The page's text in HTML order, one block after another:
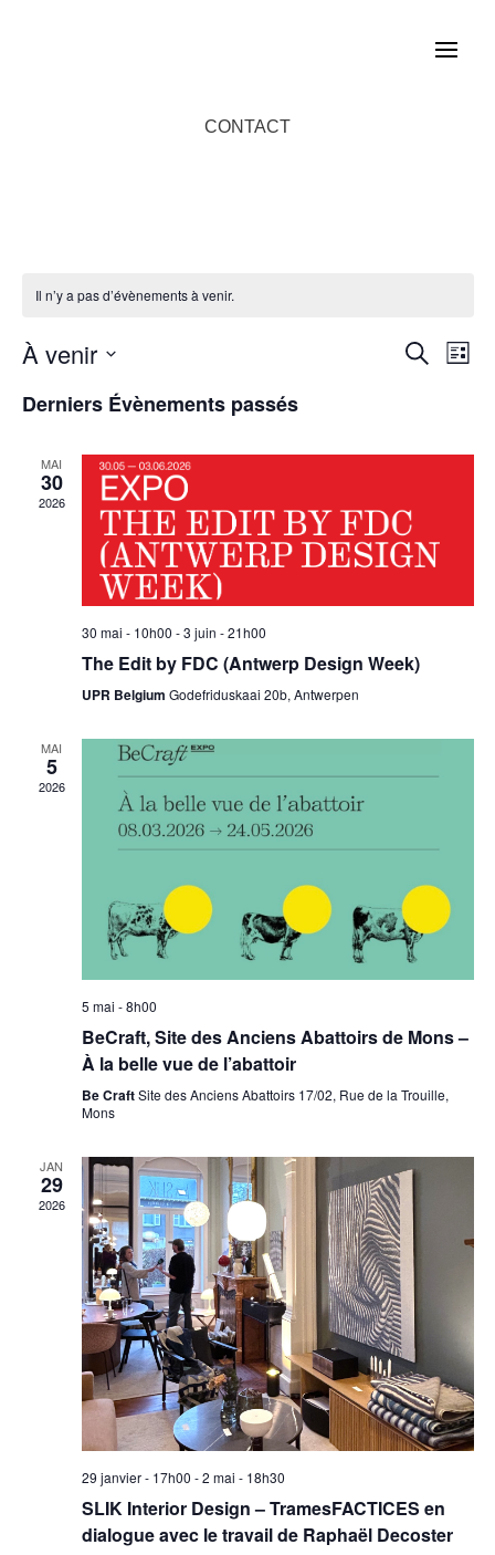
CONTACT
Il n’y a pas d’évènements à venir.
de
Recherche
Liste
À venir
une
Derniers Évènements passés
MAI
30
2026
30 mai - 10h00 -3 juin - 21h00
The Edit by FDC (Antwerp Design Week)
UPR Belgium Godefriduskaai 20b, Antwerpen
MAI
5
2026
5 mai - 8h00
BeCraft, Site des Anciens Abattoirs de Mons –
À la belle vue de l’abattoir
Be CraftSite des Anciens Abattoirs 17/02, Rue de la Trouille,
Mons
JAN
29
2026
29 janvier - 17h00 -2 mai - 18h30
SLIK Interior Design – TramesFACTICES en
dialogue avec le travail de Raphaël Decoster